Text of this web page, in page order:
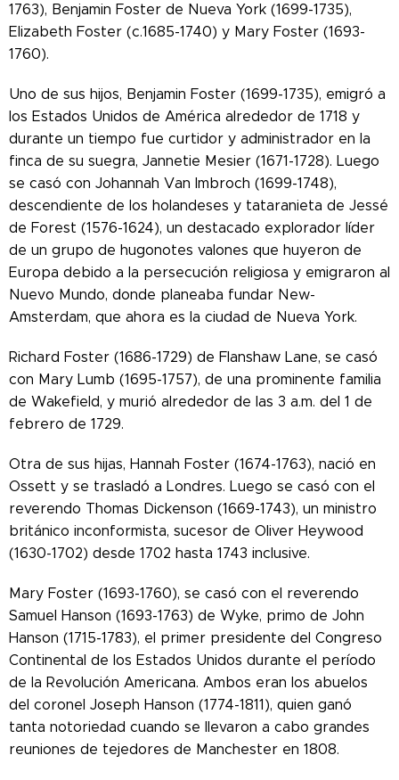
1763), Benjamin Foster de Nueva York (1699-1735),
Elizabeth Foster (c.1685-1740) y Mary Foster (1693-
1760).
Uno de sus hijos, Benjamin Foster (1699-1735), emigró a
los Estados Unidos de América alrededor de 1718 y
durante un tiempo fue curtidor y administrador en la
finca de su suegra, Jannetie Mesier (1671-1728). Luego
se casó con Johannah Van Imbroch (1699-1748),
descendiente de los holandeses y tataranieta de Jessé
de Forest (1576-1624), un destacado explorador líder
de un grupo de hugonotes valones que huyeron de
Europa debido a la persecución religiosa y emigraron al
Nuevo Mundo, donde planeaba fundar New-
Amsterdam, que ahora es la ciudad de Nueva York.
Richard Foster (1686-1729) de Flanshaw Lane, se casó
con Mary Lumb (1695-1757), de una prominente familia
de Wakefield, y murió alrededor de las 3 a.m. del 1 de
febrero de 1729.
Otra de sus hijas, Hannah Foster (1674-1763), nació en
Ossett y se trasladó a Londres. Luego se casó con el
reverendo Thomas Dickenson (1669-1743), un ministro
británico inconformista, sucesor de Oliver Heywood
(1630-1702) desde 1702 hasta 1743 inclusive.
Mary Foster (1693-1760), se casó con el reverendo
Samuel Hanson (1693-1763) de Wyke, primo de John
Hanson (1715-1783), el primer presidente del Congreso
Continental de los Estados Unidos durante el período
de la Revolución Americana. Ambos eran los abuelos
del coronel Joseph Hanson (1774-1811), quien ganó
tanta notoriedad cuando se llevaron a cabo grandes
reuniones de tejedores de Manchester en 1808.